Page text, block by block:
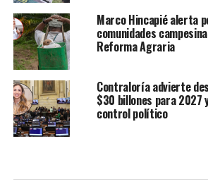
Marco Hincapié alerta
comunidades
Reforma Agraria
Contraloría advierte
$30 billones para 2027
control político